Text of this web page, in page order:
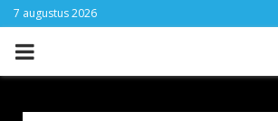
7 augustus 2026
PRIMARY